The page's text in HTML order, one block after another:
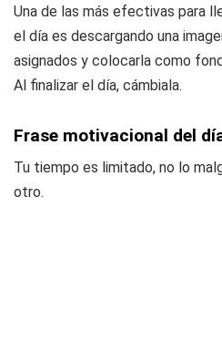
Una de las más efectivas para
el día es descargando una
asignados y colocarla como
Al finalizar el día, cámbiala.
Frase motivacional del
Tu tiempo es limitado, no lo
otro.